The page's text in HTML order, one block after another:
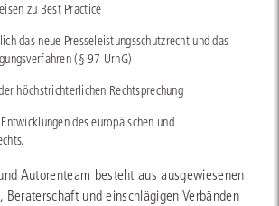
zu Best Practice
das neue Presseleistungsschutzrecht und das
(§ 97 UrhG)
höchstrichterlichen Rechtsprechung
des europäischen und
Autorenteam besteht aus ausgewiesenen
Beraterschaft und einschlägigen Verbänden